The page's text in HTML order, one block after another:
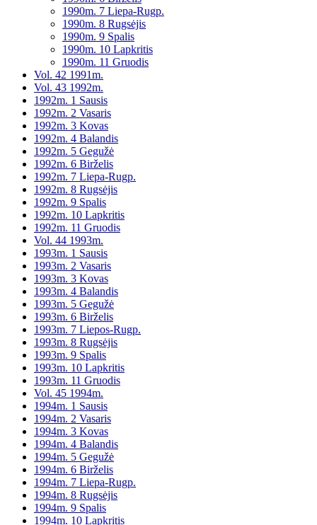
1990m. 7 Liepa-Rugp.
1990m. 8 Rugsėjis
1990m. 9 Spalis
1990m. 10 Lapkritis
1990m. 11 Gruodis
Vol. 42 1991m.
Vol. 43 1992m.
1992m. 1 Sausis
1992m. 2 Vasaris
1992m. 3 Kovas
1992m. 4 Balandis
1992m. 5 Gegužė
1992m. 6 Birželis
1992m. 7 Liepa-Rugp.
1992m. 8 Rugsėjis
1992m. 9 Spalis
1992m. 10 Lapkritis
1992m. 11 Gruodis
Vol. 44 1993m.
1993m. 1 Sausis
1993m. 2 Vasaris
1993m. 3 Kovas
1993m. 4 Balandis
1993m. 5 Gegužė
1993m. 6 Birželis
1993m. 7 Liepos-Rugp.
1993m. 8 Rugsėjis
1993m. 9 Spalis
1993m. 10 Lapkritis
1993m. 11 Gruodis
Vol. 45 1994m.
1994m. 1 Sausis
1994m. 2 Vasaris
1994m. 3 Kovas
1994m. 4 Balandis
1994m. 5 Gegužė
1994m. 6 Birželis
1994m. 7 Liepa-Rugp.
1994m. 8 Rugsėjis
1994m. 9 Spalis
1994m. 10 Lapkritis